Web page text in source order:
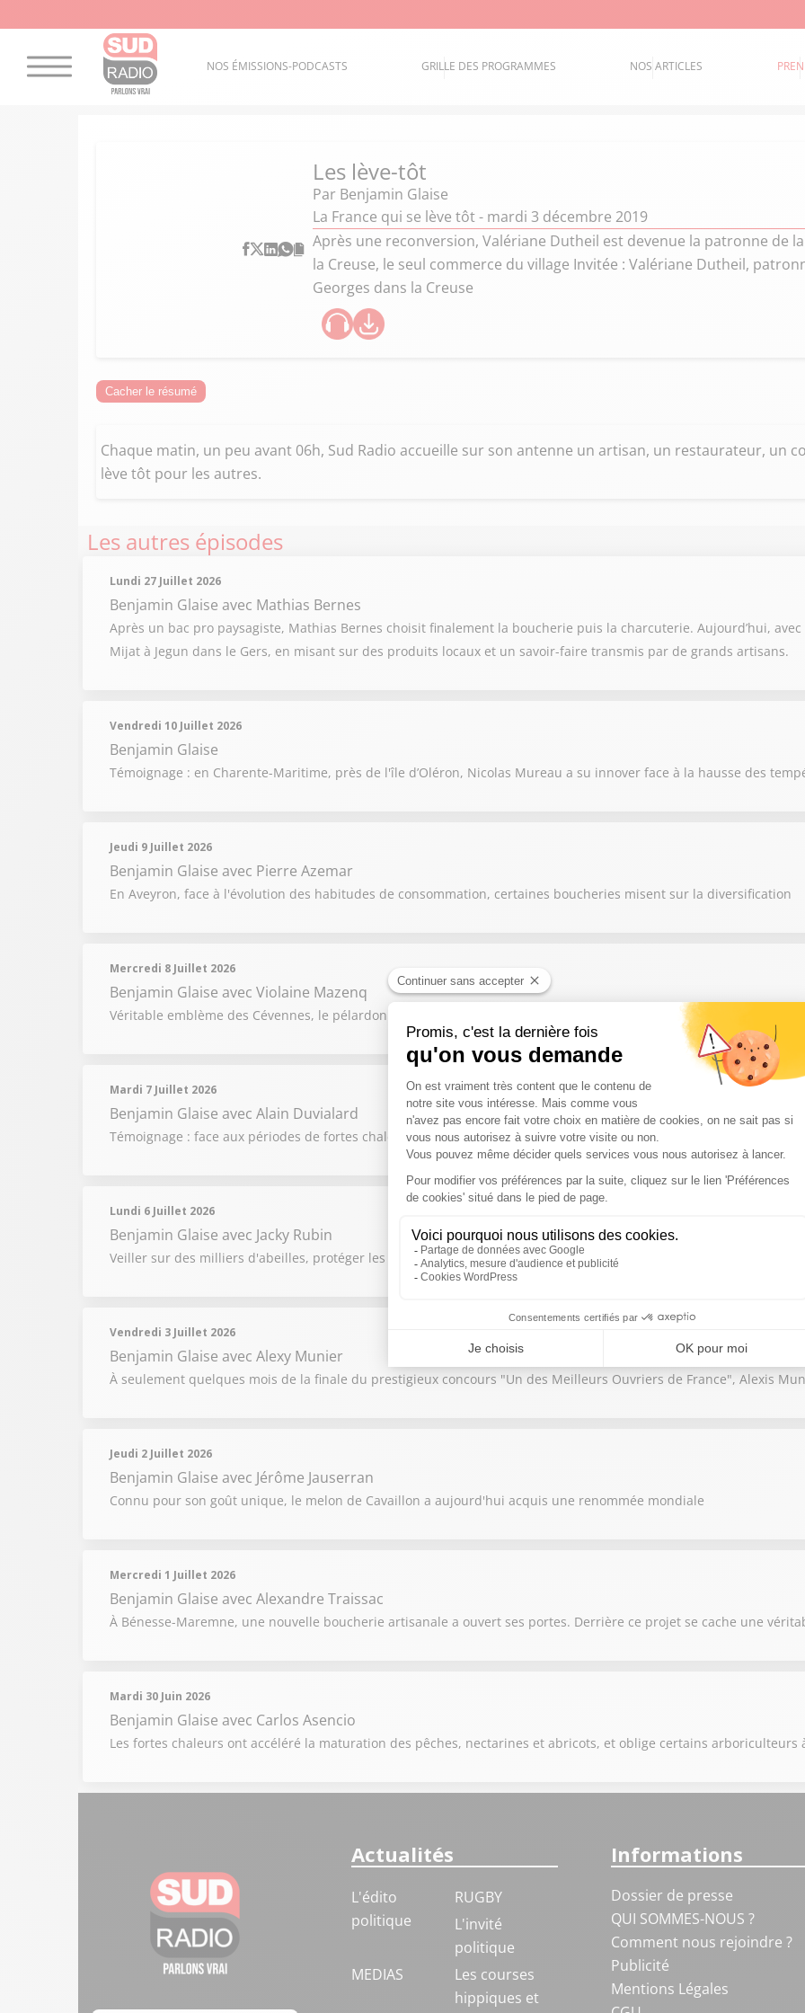
NOS ÉMISSIONS-PODCASTS GRILLE DES PROGRAMMES NOS ARTICLES
Les lève-tôt
Par Benjamin Glaise
La France qui se lève tôt - mardi 3 décembre 2019
Après une reconversion, Valériane Dutheil est devenue la patronne de
la Creuse, le seul commerce du village Invitée : Valériane Dutheil,
Georges dans la Creuse
Cacher le résumé
Chaque matin, un peu avant 06h, Sud Radio accueille sur son antenne un artisan, un restaurateur, un
lève tôt pour les autres.
Les autres épisodes
Lundi 27 Juillet 2026
Benjamin Glaise avec Mathias Bernes
Après un bac pro paysagiste, Mathias Bernes choisit finalement la boucherie puis la charcuterie. Aujourd’hui,
Mijat à Jegun dans le Gers, en misant sur des produits locaux et un savoir-faire transmis par de grands artisans.
Vendredi 10 Juillet 2026
Benjamin Glaise
Témoignage : en Charente-Maritime, près de l'île d’Oléron, Nicolas Mureau a su innover face à la hausse des
Jeudi 9 Juillet 2026
Benjamin Glaise avec Pierre Azemar
En Aveyron, face à l'évolution des habitudes de consommation, certaines boucheries misent sur la diversification
Mercredi 8 Juillet 2026
Benjamin Glaise avec Violaine Mazenq
Véritable emblème des Cévennes, le pélardon raconte à lui seul le savoir-faire de toute une région
Mardi 7 Juillet 2026
Benjamin Glaise avec Alain Duvialard
Témoignage : face aux périodes de fortes chaleurs, les éleveurs et agriculteurs s'adaptent en modifiant leurs
Lundi 6 Juillet 2026
Benjamin Glaise avec Jacky Rubin
Veiller sur des milliers d'abeilles, protéger les ruches et faire face à des récoltes de miel en baisse : le métier
Vendredi 3 Juillet 2026
Benjamin Glaise avec Alexy Munier
À seulement quelques mois de la finale du prestigieux concours "Un des Meilleurs Ouvriers de France", Alexis
Jeudi 2 Juillet 2026
Benjamin Glaise avec Jérôme Jauserran
Connu pour son goût unique, le melon de Cavaillon a aujourd'hui acquis une renommée mondiale
Mercredi 1 Juillet 2026
Benjamin Glaise avec Alexandre Traissac
À Bénesse-Maremne, une nouvelle boucherie artisanale a ouvert ses portes. Derrière ce projet se cache une
Mardi 30 Juin 2026
Benjamin Glaise avec Carlos Asencio
Les fortes chaleurs ont accéléré la maturation des pêches, nectarines et abricots, et oblige certains arboriculteurs
Actualités
L'édito
politique
RUGBY
L'invité
politique
MEDIAS
Les courses
hippiques et
Informations
Dossier de presse
QUI SOMMES-NOUS ?
Comment nous rejoindre ?
Publicité
Mentions Légales